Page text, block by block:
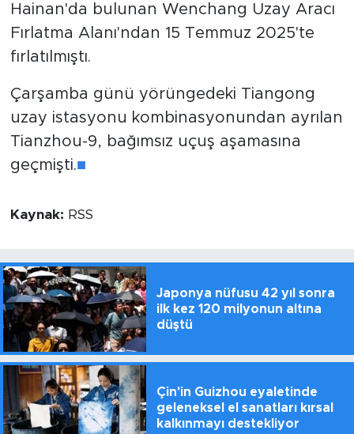
Hainan'da bulunan Wenchang Uzay Aracı
Fırlatma Alanı'ndan 15 Temmuz 2025'te
fırlatılmıştı.
Çarşamba günü yörüngedeki Tiangong
uzay istasyonu kombinasyonundan ayrılan
Tianzhou-9, bağımsız uçuş aşamasına
geçmişti.■
Kaynak: RSS
Japonya nüfusu 42 yıl sonra
ilk kez 120 milyonun altına
düştü
Çin'in Guizhou eyaletinde
geleneksel el sanatları kırsal
kalkınmayı destekliyor